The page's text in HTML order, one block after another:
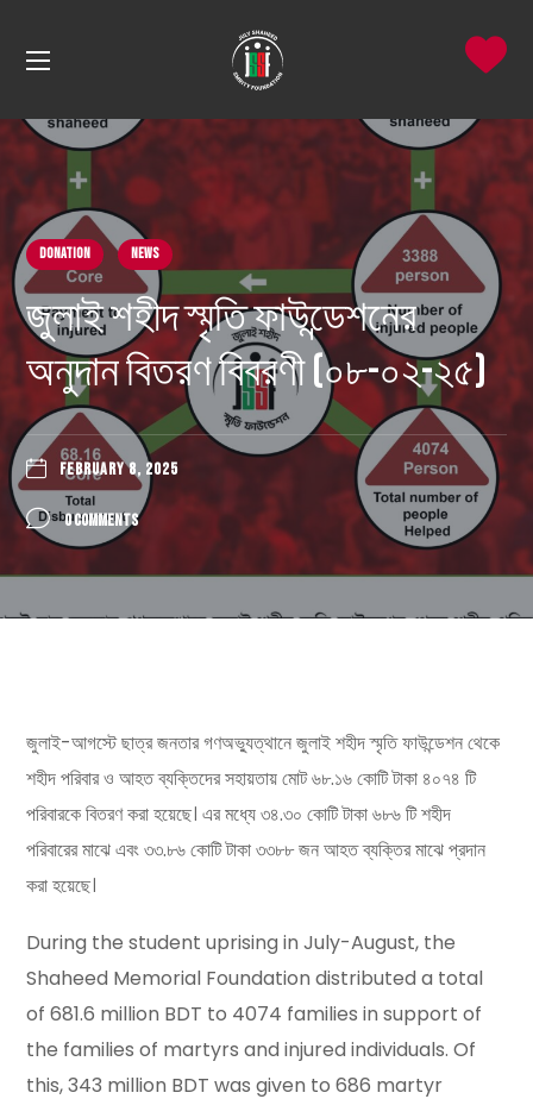
DONATION News
জুলাই শহীদ স্মৃতি ফাউন্ডেশনের
অনুদান বিতরণ বিবরণী (০৮-০২-২৫)
FEBRUARY 8, 2025
0 COMMENTS
জুলাই-আগস্টে ছাত্র জনতার গণঅভ্যুত্থানে জুলাই শহীদ স্মৃতি ফাউন্ডেশন থেকে
শহীদ পরিবার ও আহত ব্যক্তিদের সহায়তায় মোট ৬৮.১৬ কোটি টাকা ৪০৭৪ টি
পরিবারকে বিতরণ করা হয়েছে। এর মধ্যে ৩৪.৩০ কোটি টাকা ৬৮৬ টি শহীদ
পরিবারের মাঝে এবং ৩৩.৮৬ কোটি টাকা ৩৩৮৮ জন আহত ব্যক্তির মাঝে প্রদান
করা হয়েছে।
During the student uprising in July-August, the
Shaheed Memorial Foundation distributed a total
of 681.6 million BDT to 4074 families in support of
the families of martyrs and injured individuals. Of
this, 343 million BDT was given to 686 martyr